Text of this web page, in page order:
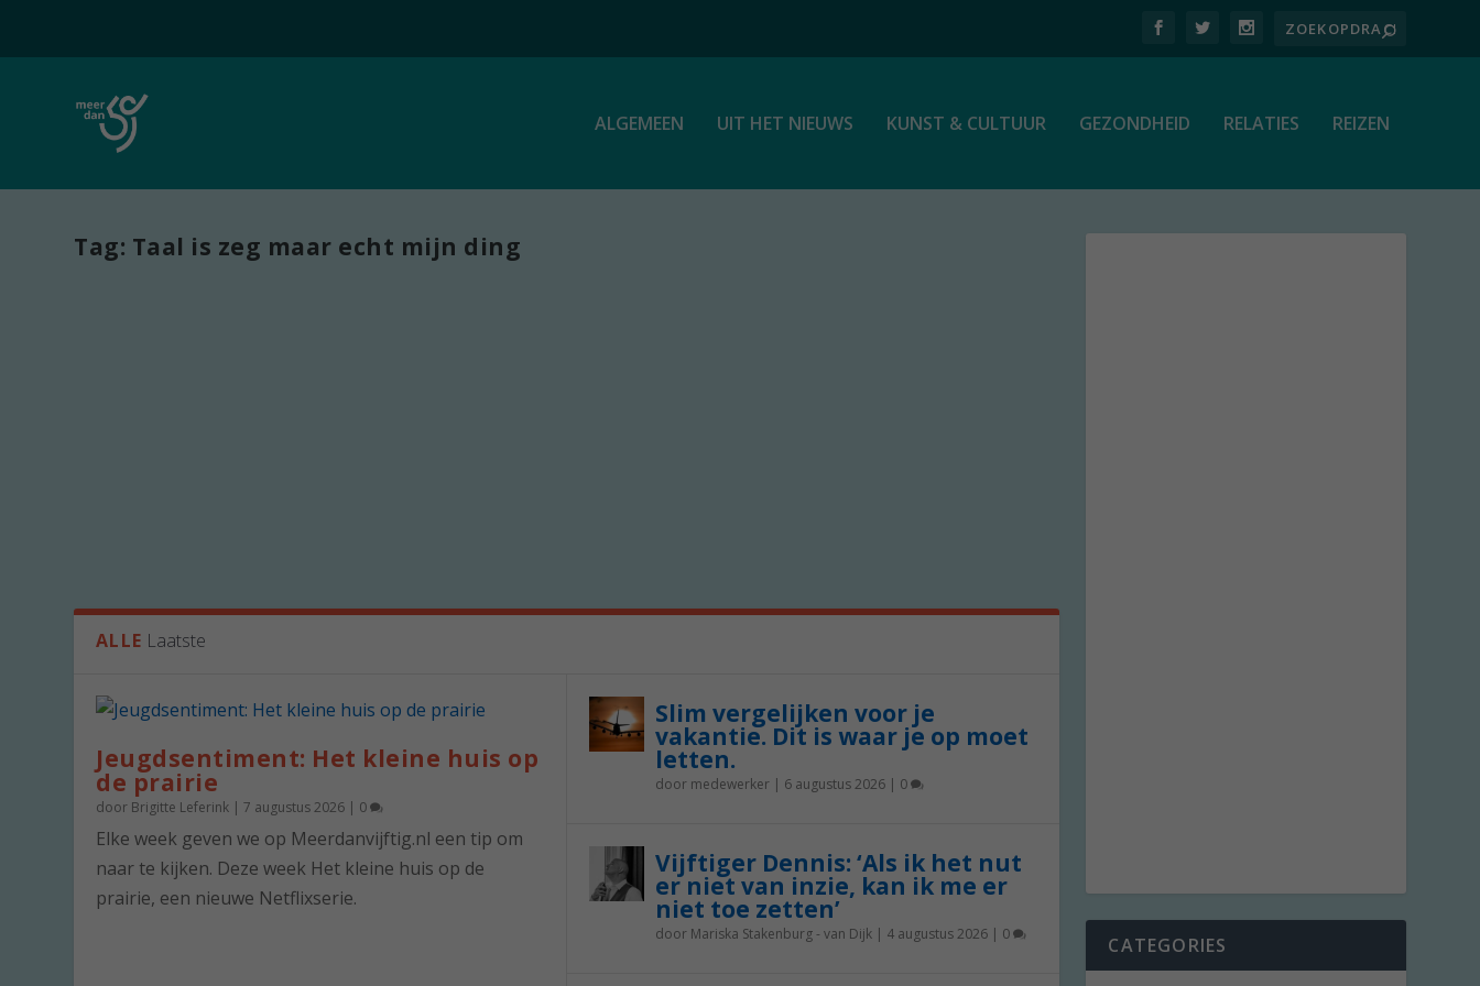
ALGEMEEN UIT HET NIEUWS KUNST & CULTUUR GEZONDHEID RELATIES REIZEN
Tag: Taal is zeg maar echt mijn ding
ALLE Laatste
Jeugdsentiment: Het kleine huis op
de prairie
door Brigitte Leferink |7 augustus 2026 | 0
Elke week geven we op Meerdanvijftig.nl een tip om
naar te kijken. Deze week Het kleine huis op de
prairie, een nieuwe Netflixserie.
Slim vergelijken voor je
vakantie. Dit is waar je op moet
letten.
door medewerker| 6 augustus 2026| 0
Vijftiger Dennis: ‘Als ik het nut
er niet van inzie, kan ik me er
niet toe zetten’
door Mariska Stakenburg - van Dijk| 4 augustus 2026| 0 CATEGORIES